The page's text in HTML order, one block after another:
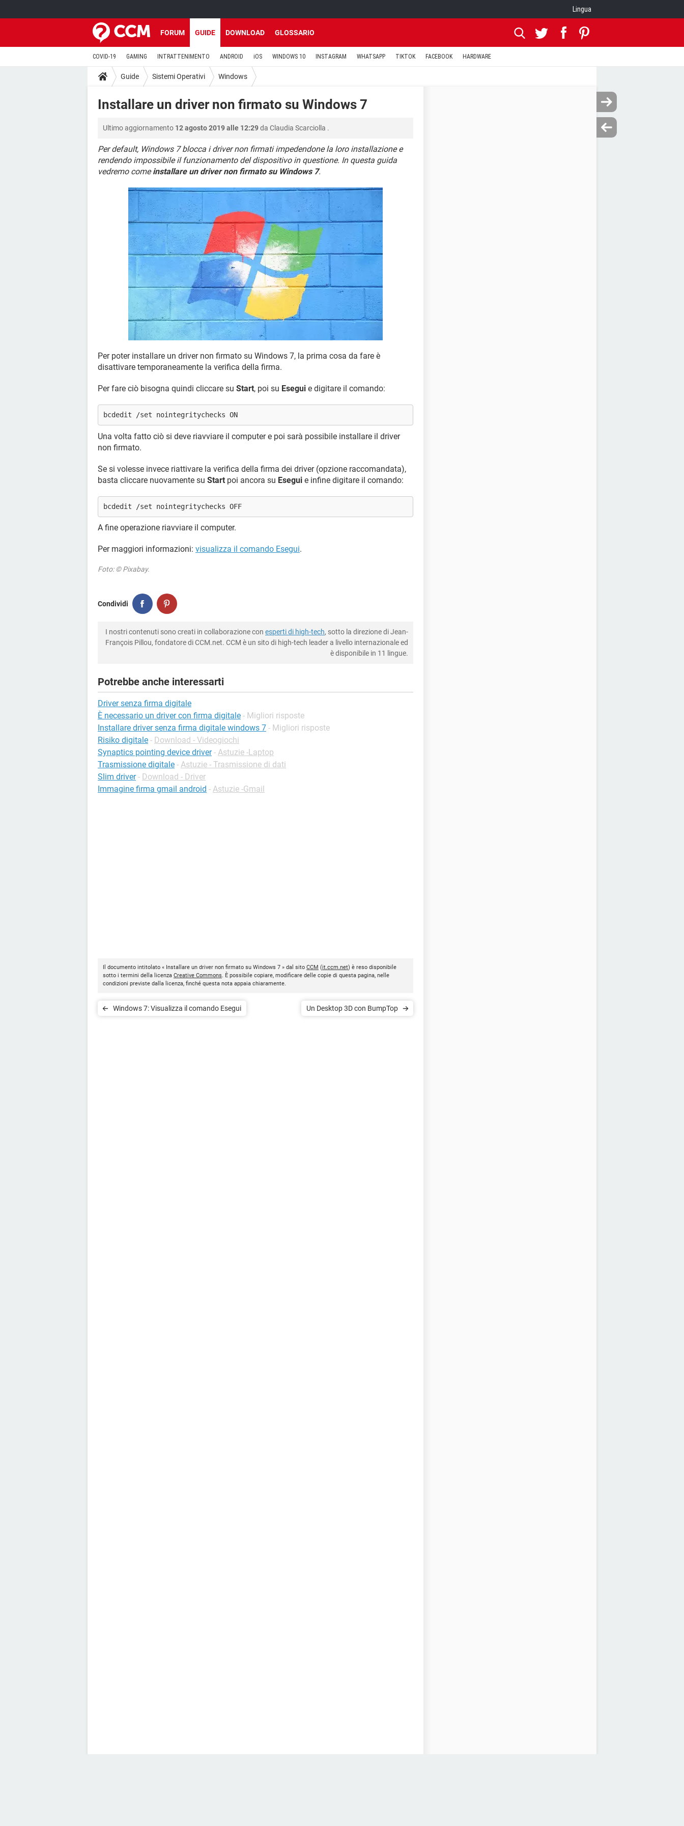
Lingua
FORUM GUIDE DOWNLOAD GLOSSARIO
COVID-19 GAMING INTRATTENIMENTO ANDROID iOS WINDOWS 10 INSTAGRAM WHATSAPP TIKTOK FACEBOOK HARDWARE
Guide Sistemi Operativi Windows
Installare un driver non firmato su Windows 7
Ultimo aggiornamento 12 agosto 2019 alle 12:29da Claudia Scarciolla .
Per default, Windows 7 blocca i driver non firmati impedendone la loro installazione e
rendendo impossibile il funzionamento del dispositivo in questione. In questa guida
vedremo comeinstallare un driver non firmato su Windows 7.
Per poter installare un driver non firmato su Windows 7, la prima cosa da fare è
disattivare temporaneamente la verifica della firma.
Per fare ciò bisogna quindi cliccare su Start, poi su Esegui e digitare il comando:
bcdedit /set nointegritychecks ON
Una volta fatto ciò si deve riavviare il computer e poi sarà possibile installare il driver
non firmato.
Se si volesse invece riattivare la verifica della firma dei driver (opzione raccomandata),
basta cliccare nuovamente su Start poi ancora su Esegui e infine digitare il comando:
bcdedit /set nointegritychecks OFF
A fine operazione riavviare il computer.
Per maggiori informazioni: visualizza il comando Esegui.
Foto: © Pixabay.
Condividi
I nostri contenuti sono creati in collaborazione con esperti di high-tech, sotto la direzione di Jean-
François Pillou, fondatore di CCM.net. CCM è un sito di high-tech leader a livello internazionale ed
è disponibile in 11 lingue.
Potrebbe anche interessarti
Driver senza firma digitale
È necessario un driver con firma digitale - Migliori risposte
Installare driver senza firma digitale windows 7 - Migliori risposte
Risiko digitale - Download - Videogiochi
Synaptics pointing device driver - Astuzie -Laptop
Trasmissione digitale - Astuzie - Trasmissione di dati
Slim driver - Download - Driver
Immagine firma gmail android - Astuzie -Gmail
Il documento intitolato « Installare un driver non firmato su Windows 7 » dal sito CCM (it.ccm.net) è reso disponibile
sotto i termini della licenza Creative Commons. È possibile copiare, modificare delle copie di questa pagina, nelle
condizioni previste dalla licenza, finché questa nota appaia chiaramente.
Windows 7: Visualizza il comando Esegui Un Desktop 3D con BumpTop